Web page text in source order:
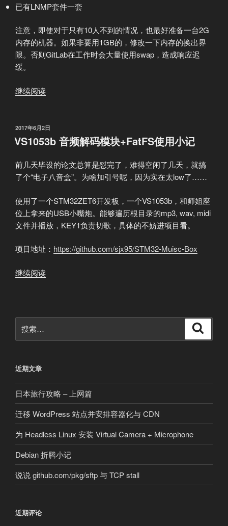
已有LNMP套件一套
注意，即使对于只有10人不到的情况，也最好准备一台2G
内存的机器。如果非要用1GB的，修改一下内存的换出界
限。否则GitLab在工作时会大量使用swap，造成响应迟
缓。
继续阅读“GitLab
小
记”
发
布
于
2017年6月2日
VS1053b 音频解码模块+FatFS使用小记
前几天毕设的论文总算是怼完了，难得空闲了几天，就搞
了个“电子八音盒”。为啥加引号呢，因为实在太low了……
使用了一个STM32ZET6开发板，一个VS1053b，和师姐座
位上拿来的USB小嘴炮。能够遍历根目录的mp3, wav, midi
文件并播放，KEY1负责切歌，具体的不妨进项目看。
项目地址： https://github.com/sjx95/STM32-Muisc-Box
继续阅读“VS1053b
码
用
小
记”
索：
近期文章
日本旅行攻略 – 上网篇
迁移 WordPress 站点并安排容器化与 CDN
为 Headless Linux 安装 Virtual Camera + Microphone
Debian 折腾小记
说说 github.com/pkg/sftp 与 TCP stall
近期评论